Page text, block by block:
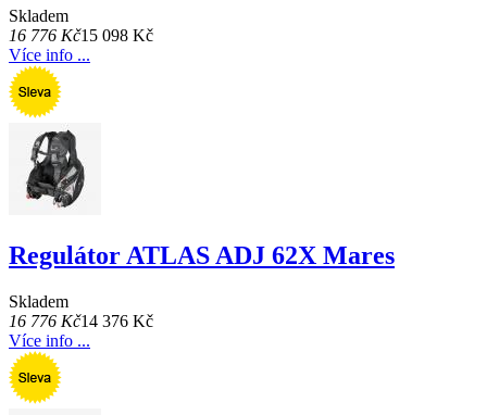
Skladem
16 776 Kč15 098 Kč
Více info ...
Regulátor ATLAS ADJ 62X Mares
Skladem
16 776 Kč14 376 Kč
Více info ...